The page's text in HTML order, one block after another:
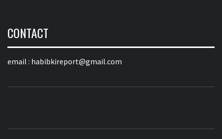
CONTACT
email : habibkireport@gmail.com